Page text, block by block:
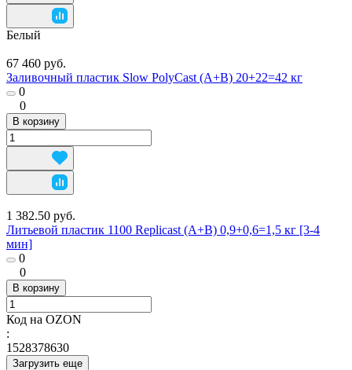
Белый
67 460 руб.
Заливочный пластик Slow PolyCast (А+В) 20+22=42 кг
0
0
В корзину
1 382.50 руб.
Литьевой пластик 1100 Replicast (А+В) 0,9+0,6=1,5 кг [3-4
мин]
0
0
В корзину
Код на OZON
:
1528378630
Загрузить еще